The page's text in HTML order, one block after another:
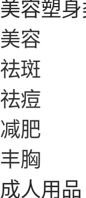
美容塑
美容
祛斑
祛痘
减肥
丰胸
成人用品